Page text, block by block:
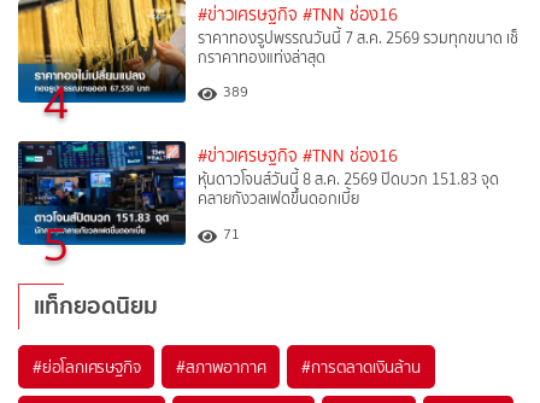
4
#ข่าวเศรษฐกิจ #TNN ช่อง16
ราคาทองรูปพรรณวันนี้ 7 ส.ค. 2569 รวมทุกขนาด เช็
กราคาทองแท่งล่าสุด
389
5
#ข่าวเศรษฐกิจ #TNN ช่อง16
หุ้นดาวโจนส์วันนี้ 8 ส.ค. 2569 ปิดบวก 151.83 จุด
คลายกังวลเฟดขึ้นดอกเบี้ย
71
แท็กยอดนิยม
#ย่อโลกเศรษฐกิจ #สภาพอากาศ #การตลาดเงินล้าน